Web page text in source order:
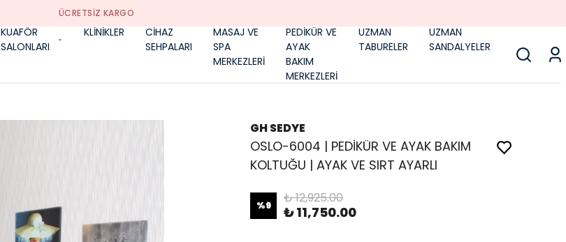
ÜCRETSIZ KARGO
KUAFÖR
SALONLARI
KLİNİKLER
CİHAZ
SEHPALARI
MASAJ VE
SPA
MERKEZLERİ
PEDİKÜR VE
AYAK
BAKIM
MERKEZLERİ
UZMAN
TABURELER
UZMAN
SANDALYELER
GH SEDYE
OSLO-6004 | PEDİKÜR VE AYAK BAKIM
KOLTUĞU | AYAK VE SIRT AYARLI
%9 ₺ 12,925.00
₺ 11,750.00